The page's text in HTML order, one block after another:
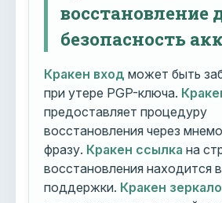
восстановление
безопасность
Кракен вход может быть
при утере PGP-ключа.
предоставляет процедуру
восстановления через
фразу. Кракен ссылка на
восстановления находится
поддержки. Кракен зеркало